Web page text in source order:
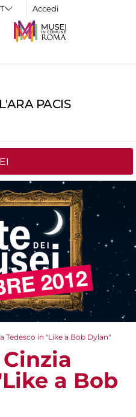
Accedi
PACIS
Tedesco in "Like a Bob Dylan"
a Bob